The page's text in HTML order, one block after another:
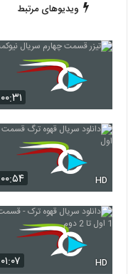
ویدیوهای مرتبط
۰۰:۳۱
۰۰:۵۴ HD
۰۱:۰۷ HD